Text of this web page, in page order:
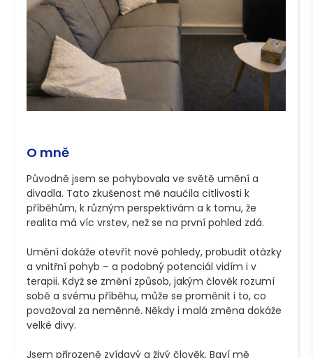
O mně
Původně jsem se pohybovala ve světě umění a
divadla. Tato zkušenost mě naučila citlivosti k
příběhům, k různým perspektivám a k tomu, že
realita má víc vrstev, než se na první pohled zdá.
Umění dokáže otevřít nové pohledy, probudit otázky
a vnitřní pohyb – a podobný potenciál vidím i v
terapii. Když se změní způsob, jakým člověk rozumí
sobě a svému příběhu, může se proměnit i to, co
považoval za neměnné. Někdy i malá změna dokáže
velké divy.
Jsem přirozeně zvídavý a živý člověk. Baví mě